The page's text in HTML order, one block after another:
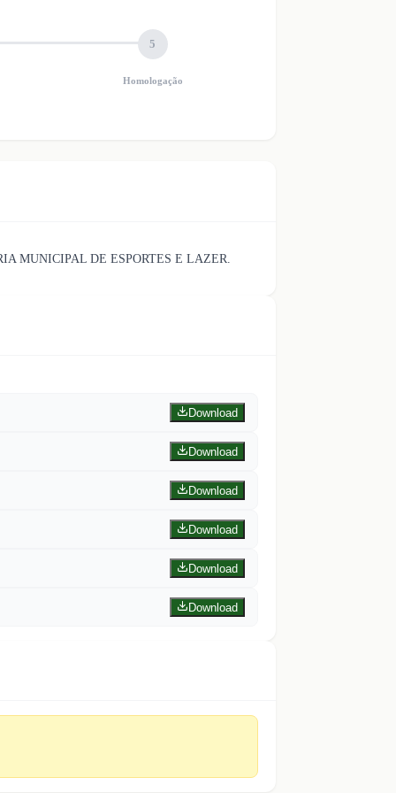
5
Homologação
MUNICIPAL DE ESPORTES E LAZER.
Download
Download
Download
Download
Download
Download